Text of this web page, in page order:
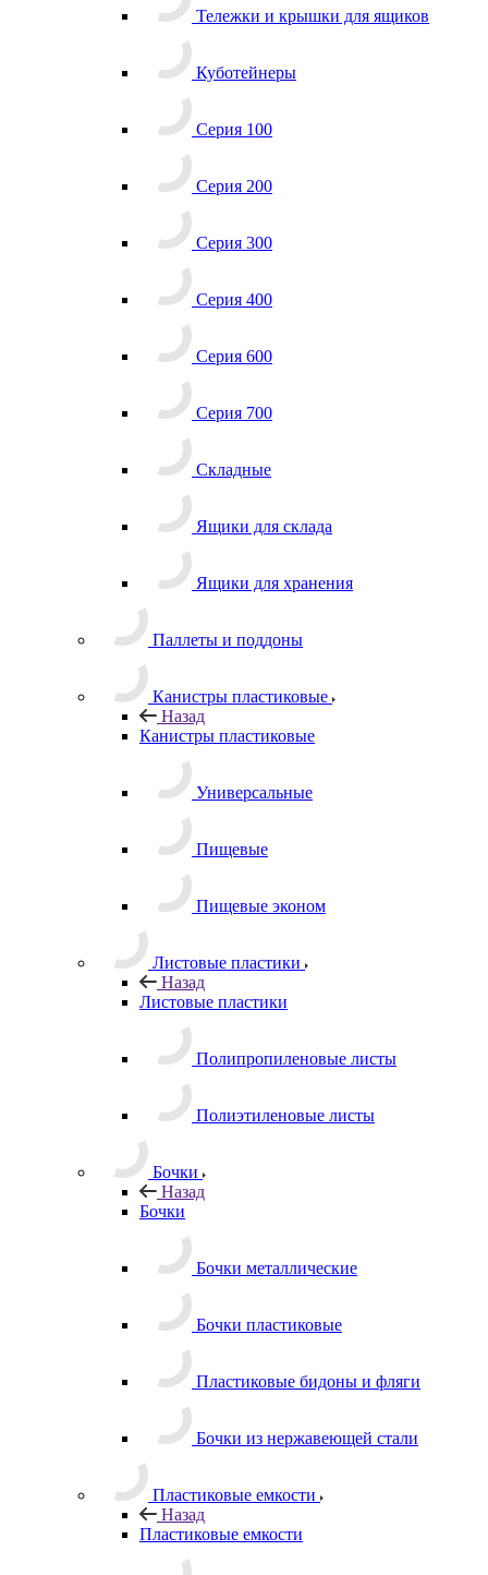
Тележки и крышки для ящиков
Куботейнеры
Серия 100
Серия 200
Серия 300
Серия 400
Серия 600
Серия 700
Складные
Ящики для склада
Ящики для хранения
Паллеты и поддоны
Канистры пластиковые
Назад
Канистры пластиковые
Универсальные
Пищевые
Пищевые эконом
Листовые пластики
Назад
Листовые пластики
Полипропиленовые листы
Полиэтиленовые листы
Бочки
Назад
Бочки
Бочки металлические
Бочки пластиковые
Пластиковые бидоны и фляги
Бочки из нержавеющей стали
Пластиковые емкости
Назад
Пластиковые емкости